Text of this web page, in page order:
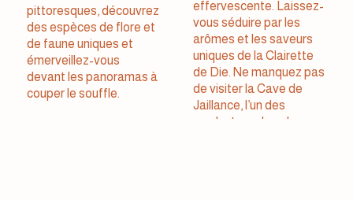
pittoresques, découvrez
des espèces de flore et
de faune uniques et
émerveillez-vous
devant les panoramas à
couper le souffle.
effervescente. Laissez-
vous séduire par les
arômes et les saveurs
uniques de la Clairette
de Die. Ne manquez pas
de visiter la Cave de
Jaillance, l’un des
producteurs les plus